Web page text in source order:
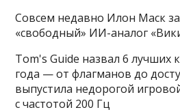
Совсем недавно Илон Маск
«свободный» ИИ-аналог
Tom's Guide назвал 6 лучших
года — от флагманов до
выпустила недорогой
с частотой 200 Гц